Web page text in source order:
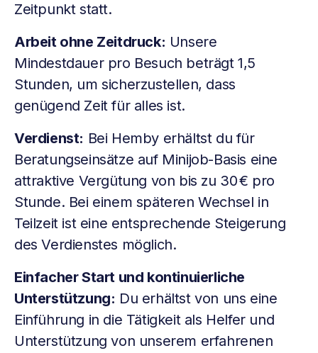
Zeitpunkt statt.
Arbeit ohne Zeitdruck: Unsere
Mindestdauer pro Besuch beträgt 1,5
Stunden, um sicherzustellen, dass
genügend Zeit für alles ist.
Verdienst: Bei Hemby erhältst du für
Beratungseinsätze auf Minijob-Basis eine
attraktive Vergütung von bis zu 30 € pro
Stunde. Bei einem späteren Wechsel in
Teilzeit ist eine entsprechende Steigerung
des Verdienstes möglich.
Einfacher Start und kontinuierliche
Unterstützung: Du erhältst von uns eine
Einführung in die Tätigkeit als Helfer und
Unterstützung von unserem erfahrenen